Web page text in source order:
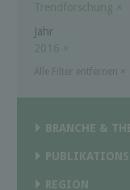
Trendforschung ×
Jahr
2016 ×
BRANCHE &
REGION